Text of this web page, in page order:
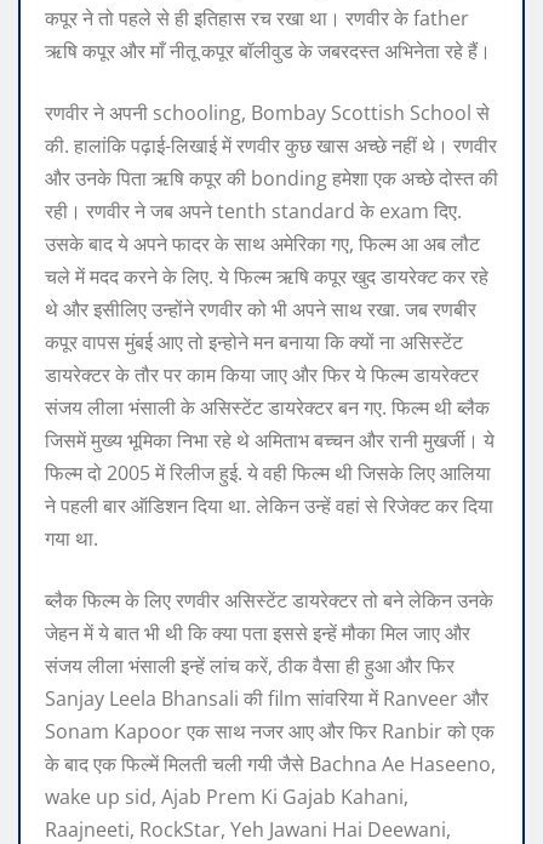
कपूर ने तो पहले से ही इतिहास रच रखा था। रणवीर के father
ऋषि कपूर और माँ नीतू कपूर बॉलीवुड के जबरदस्त अभिनेता रहे हैं।
रणवीर ने अपनी schooling, Bombay Scottish School से
की. हालांकि पढ़ाई-लिखाई में रणवीर कुछ खास अच्छे नहीं थे। रणवीर
और उनके पिता ऋषि कपूर की bonding हमेशा एक अच्छे दोस्त की
रही। रणवीर ने जब अपने tenth standard के exam दिए.
उसके बाद ये अपने फादर के साथ अमेरिका गए, फिल्म आ अब लौट
चले में मदद करने के लिए. ये फिल्म ऋषि कपूर खुद डायरेक्ट कर रहे
थे और इसीलिए उन्होंने रणवीर को भी अपने साथ रखा. जब रणबीर
कपूर वापस मुंबई आए तो इन्होने मन बनाया कि क्यों ना असिस्टेंट
डायरेक्टर के तौर पर काम किया जाए और फिर ये फिल्म डायरेक्टर
संजय लीला भंसाली के असिस्टेंट डायरेक्टर बन गए. फिल्म थी ब्लैक
जिसमें मुख्य भूमिका निभा रहे थे अमिताभ बच्चन और रानी मुखर्जी। ये
फिल्म दो 2005 में रिलीज हुई. ये वही फिल्म थी जिसके लिए आलिया
ने पहली बार ऑडिशन दिया था. लेकिन उन्हें वहां से रिजेक्ट कर दिया
गया था.
ब्लैक फिल्म के लिए रणवीर असिस्टेंट डायरेक्टर तो बने लेकिन उनके
जेहन में ये बात भी थी कि क्या पता इससे इन्हें मौका मिल जाए और
संजय लीला भंसाली इन्हें लांच करें, ठीक वैसा ही हुआ और फिर
Sanjay Leela Bhansali की film सांवरिया में Ranveer और
Sonam Kapoor एक साथ नजर आए और फिर Ranbir को एक
के बाद एक फिल्में मिलती चली गयी जैसे Bachna Ae Haseeno,
wake up sid, Ajab Prem Ki Gajab Kahani,
Raajneeti, RockStar, Yeh Jawani Hai Deewani,